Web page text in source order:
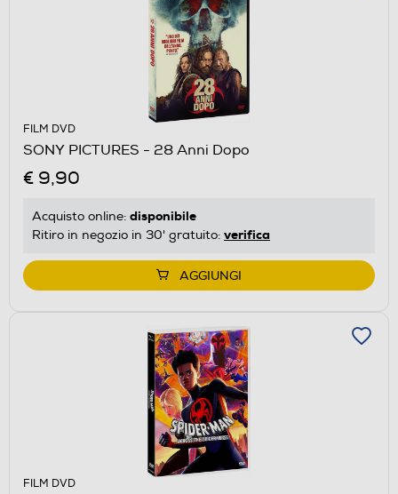
FILM DVD
SONY PICTURES - 28 Anni Dopo
€ 9,90
Acquisto online: disponibile
Ritiro in negozio in 30' gratuito: verifica
AGGIUNGI
FILM DVD